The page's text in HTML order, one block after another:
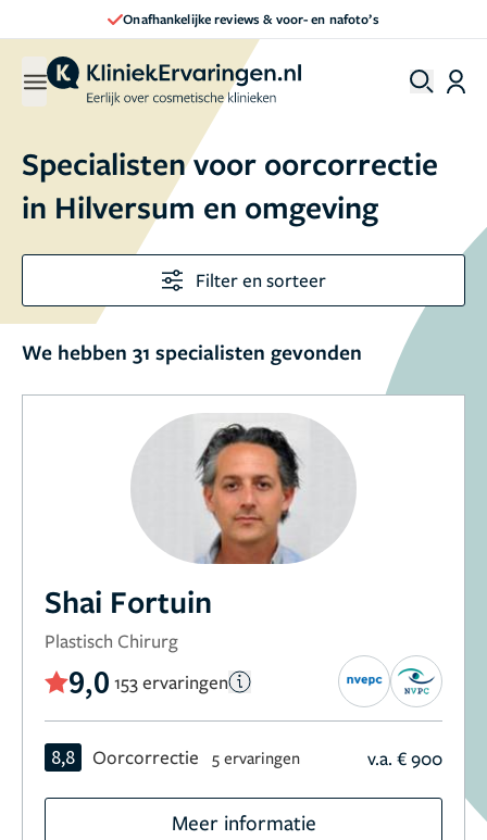
Onafhankelijke reviews & voor- en nafoto’s
Specialisten voor oorcorrectie
in Hilversum en omgeving
Filter en sorteer
We hebben 31 specialisten gevonden
Shai Fortuin
Plastisch Chirurg
9,0 153 ervaringen
8,8 Oorcorrectie 5 ervaringen v.a. € 900
Meer informatie